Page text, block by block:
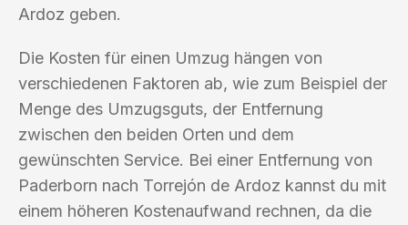
Ardoz geben.
Die Kosten für einen Umzug hängen von
verschiedenen Faktoren ab, wie zum Beispiel der
Menge des Umzugsguts, der Entfernung
zwischen den beiden Orten und dem
gewünschten Service. Bei einer Entfernung von
Paderborn nach Torrejón de Ardoz kannst du mit
einem höheren Kostenaufwand rechnen, da die